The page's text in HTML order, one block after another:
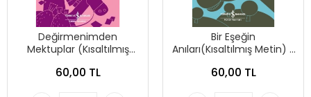
Değirmenimden
Mektuplar (Kısaltılmış
- İş Bankası Kültür
60,00 TL
Bir Eşeğin
Anıları(Kısaltılmış Metin) -
Bankası Kültür Yayınları
60,00 TL